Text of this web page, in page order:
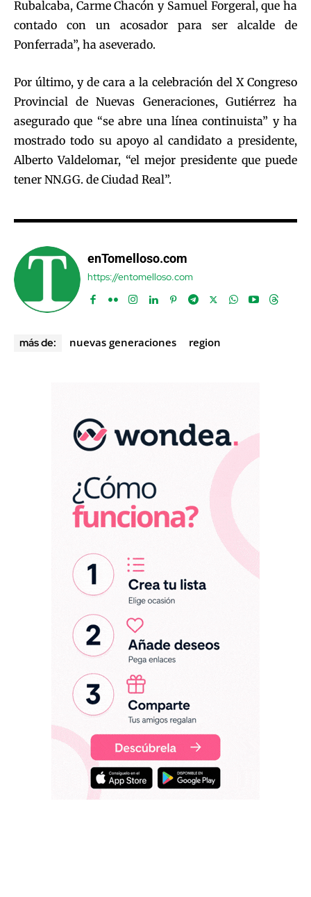
Rubalcaba, Carme Chacón y Samuel Forgeral, que ha
contado con un acosador para ser alcalde de
Ponferrada”, ha aseverado.
Por último, y de cara a la celebración del X Congreso
Provincial de Nuevas Generaciones, Gutiérrez ha
asegurado que “se abre una línea continuista” y ha
mostrado todo su apoyo al candidato a presidente,
Alberto Valdelomar, “el mejor presidente que puede
tener NN.GG. de Ciudad Real”.
enTomelloso.com
https://entomelloso.com
más de: nuevas generaciones region